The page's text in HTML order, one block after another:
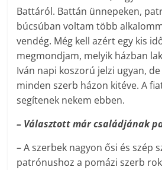
Battáról. Battán ünnepeken,
búcsúban voltam több
vendég. Még kell azért egy kis
megmondjam, melyik házban
Iván napi koszorú jelzi ugyan,
minden szerb házon kitéve. A
segítenek nekem ebben.
– Választott már családjának
– A szerbek nagyon ősi és szép
patrónushoz a pomázi szerb